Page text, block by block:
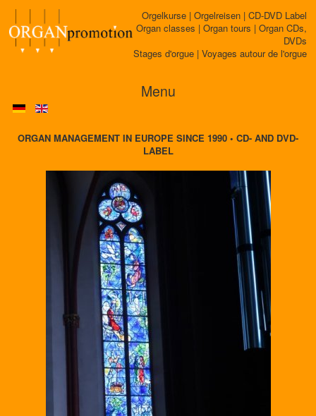
Orgelkurse | Orgelreisen | CD-DVD Label
Organ classes | Organ tours | Organ CDs,
DVDs
Stages d'orgue | Voyages autour de l'orgue
Menu
ORGAN MANAGEMENT IN EUROPE SINCE 1990 • CD- AND DVD-
LABEL